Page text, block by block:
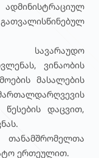
სავარაუდო
ვინაობის
მასალების
დაცვით,
ერთეულით.